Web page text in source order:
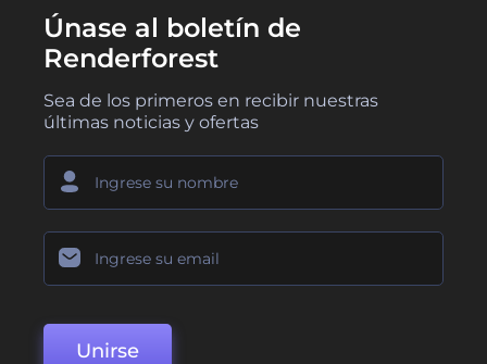
Únase al boletín de
Renderforest
Sea de los primeros en recibir nuestras
últimas noticias y ofertas
Unirse